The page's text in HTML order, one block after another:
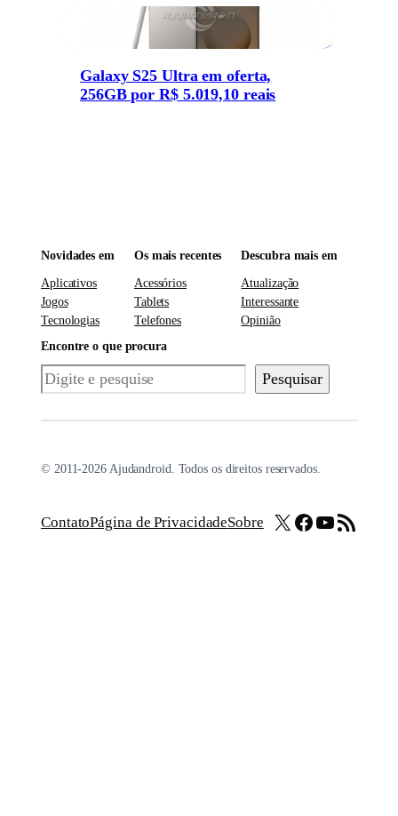
Galaxy S25 Ultra em oferta,
256GB por R$ 5.019,10 reais
Novidades em
Aplicativos
Jogos
Tecnologias
Os mais recentes
Acessórios
Tablets
Telefones
Descubra mais em
Atualização
Interessante
Opinião
Encontre o que procura
Pesquisar Pesquisar
© 2011-2026 Ajudandroid. Todos os direitos reservados.
ContatoPágina de PrivacidadeSobre X Facebook
Youtube
Feed RSS